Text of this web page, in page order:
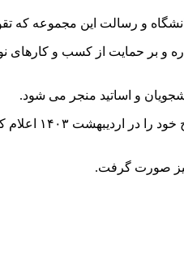
و رسالت این مجموعه که
و بر حمایت از کسب و
و اساتید منجر می شود.
فراخوان نوآفرین
نیز صورت گرفت.